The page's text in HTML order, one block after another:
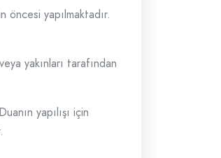
öncesi yapılmaktadır.
yakınları tarafından
yapılışı için